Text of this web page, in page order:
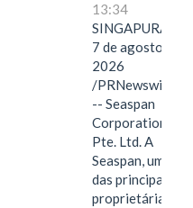
13:34
SINGAPURA,
7 de agosto de
2026
/PRNewswire/
-- Seaspan
Corporation
Pte. Ltd. A
Seaspan, uma
das principais
proprietárias